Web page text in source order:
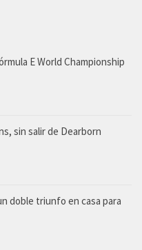
E World Championship
sin salir de Dearborn
doble triunfo en casa para